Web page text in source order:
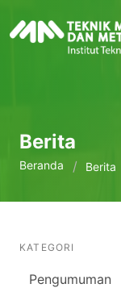
Berita
Beranda Berita
KATEGORI
Pengumuman